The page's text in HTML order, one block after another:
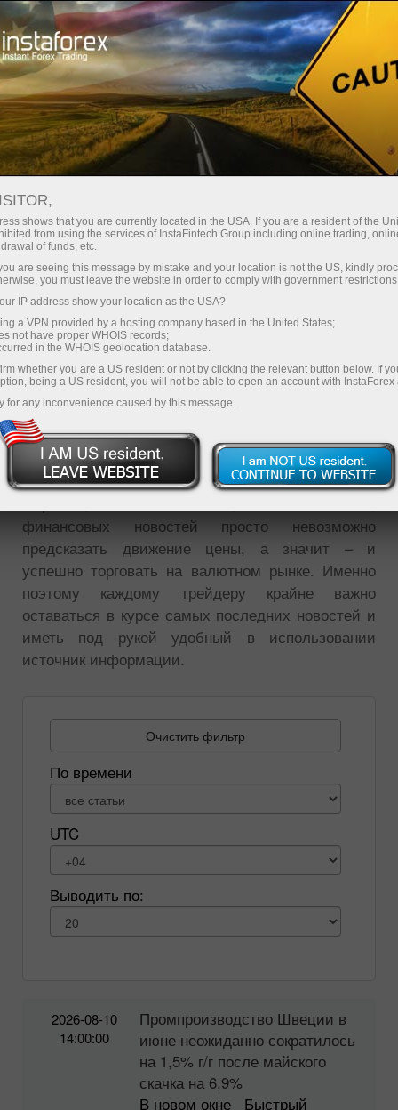
Трейдерам Новости Форекс Онлайн
НОВОСТИ ФОРЕКС ОНЛАЙН
Рассылка аналитики
Аналитика в Телеграм
Цена любых финансовых активов – акций, валют,
нефти, металлов и прочих – зависит от
происходящих событий, и любые изменения
этой цены – есть реакция на новости. Данный
инструмент является важнейшим в построении
прогноза движения котировок. Без анализа
финансовых новостей просто невозможно
предсказать движение цены, а значит – и
успешно торговать на валютном рынке. Именно
поэтому каждому трейдеру крайне важно
оставаться в курсе самых последних новостей и
иметь под рукой удобный в использовании
источник информации.
Очистить фильтр
По времени
UTC
Выводить по:
2026-08-10
14:00:00
Промпроизводство Швеции в
июне неожиданно сократилось
на 1,5% г/г после майского
скачка на 6,9%
В новом окне
Быстрый
shows that you are currently located in the USA. If you are a resident of the
from using the services of InstaFintech Group including online trading,
of funds, etc.
are seeing this message by mistake and your location is not the US, kindly
you must leave the website in order to comply with government
IP address show your location as the USA?
a VPN provided by a hosting company based in the United States;
not have proper WHOIS records;
in the WHOIS geolocation database.
whether you are a US resident or not by clicking the relevant button below. If
being a US resident, you will not be able to open an account with InstaForex
for any inconvenience caused by this message.